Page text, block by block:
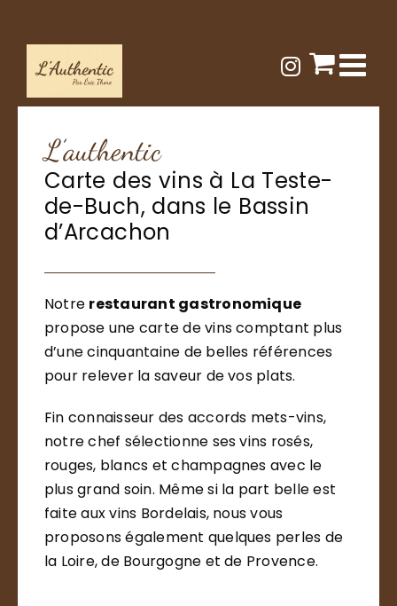
Passer
contenu
L’authentic
Carte des vins à La Teste-
de-Buch, dans le Bassin
d’Arcachon
Notre restaurant gastronomique
propose une carte de vins comptant plus
d’une cinquantaine de belles références
pour relever la saveur de vos plats.
Fin connaisseur des accords mets-vins,
notre chef sélectionne ses vins rosés,
rouges, blancs et champagnes avec le
plus grand soin. Même si la part belle est
faite aux vins Bordelais, nous vous
proposons également quelques perles de
la Loire, de Bourgogne et de Provence.